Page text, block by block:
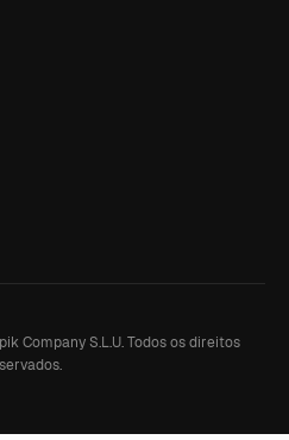
Company S.L.U. Todos os direitos
.